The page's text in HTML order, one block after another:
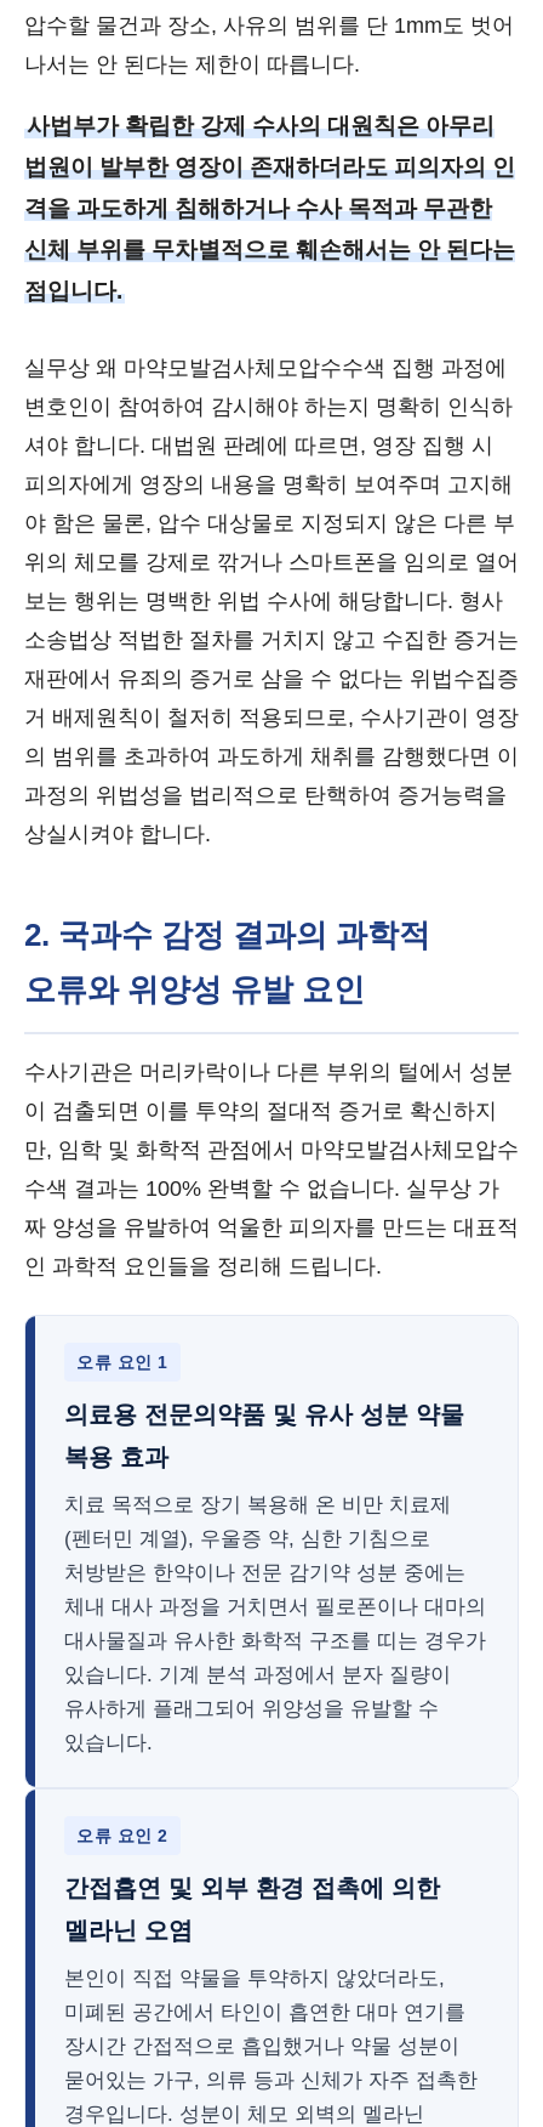
압수할 물건과 장소, 사유의 범위를 단 1mm도 벗어
나서는 안 된다는 제한이 따릅니다.
사법부가 확립한 강제 수사의 대원칙은 아무리
법원이 발부한 영장이 존재하더라도 피의자의 인
격을 과도하게 침해하거나 수사 목적과 무관한
신체 부위를 무차별적으로 훼손해서는 안 된다는
점입니다.
실무상 왜 마약모발검사체모압수수색 집행 과정에
변호인이 참여하여 감시해야 하는지 명확히 인식하
셔야 합니다. 대법원 판례에 따르면, 영장 집행 시
피의자에게 영장의 내용을 명확히 보여주며 고지해
야 함은 물론, 압수 대상물로 지정되지 않은 다른 부
위의 체모를 강제로 깎거나 스마트폰을 임의로 열어
보는 행위는 명백한 위법 수사에 해당합니다. 형사
소송법상 적법한 절차를 거치지 않고 수집한 증거는
재판에서 유죄의 증거로 삼을 수 없다는 위법수집증
거 배제원칙이 철저히 적용되므로, 수사기관이 영장
의 범위를 초과하여 과도하게 채취를 감행했다면 이
과정의 위법성을 법리적으로 탄핵하여 증거능력을
상실시켜야 합니다.
2. 국과수 감정 결과의 과학적
오류와 위양성 유발 요인
수사기관은 머리카락이나 다른 부위의 털에서 성분
이 검출되면 이를 투약의 절대적 증거로 확신하지
만, 임학 및 화학적 관점에서 마약모발검사체모압수
수색 결과는 100% 완벽할 수 없습니다. 실무상 가
짜 양성을 유발하여 억울한 피의자를 만드는 대표적
인 과학적 요인들을 정리해 드립니다.
오류 요인 1
의료용 전문의약품 및 유사 성분 약물
복용 효과
치료 목적으로 장기 복용해 온 비만 치료제
(펜터민 계열), 우울증 약, 심한 기침으로
처방받은 한약이나 전문 감기약 성분 중에는
체내 대사 과정을 거치면서 필로폰이나 대마의
대사물질과 유사한 화학적 구조를 띠는 경우가
있습니다. 기계 분석 과정에서 분자 질량이
유사하게 플래그되어 위양성을 유발할 수
있습니다.
오류 요인 2
간접흡연 및 외부 환경 접촉에 의한
멜라닌 오염
본인이 직접 약물을 투약하지 않았더라도,
미폐된 공간에서 타인이 흡연한 대마 연기를
장시간 간접적으로 흡입했거나 약물 성분이
묻어있는 가구, 의류 등과 신체가 자주 접촉한
경우입니다. 성분이 체모 외벽의 멜라닌